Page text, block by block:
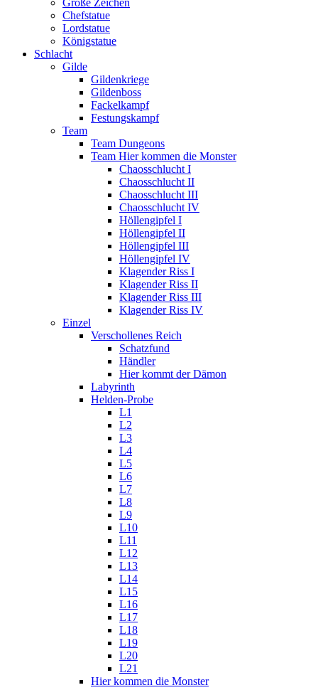
Größe Zeichen
Chefstatue
Lordstatue
Königstatue
Schlacht
Gilde
Gildenkriege
Gildenboss
Fackelkampf
Festungskampf
Team
Team Dungeons
Team Hier kommen die Monster
Chaosschlucht I
Chaosschlucht II
Chaosschlucht III
Chaosschlucht IV
Höllengipfel I
Höllengipfel II
Höllengipfel III
Höllengipfel IV
Klagender Riss I
Klagender Riss II
Klagender Riss III
Klagender Riss IV
Einzel
Verschollenes Reich
Schatzfund
Händler
Hier kommt der Dämon
Labyrinth
Helden-Probe
L1
L2
L3
L4
L5
L6
L7
L8
L9
L10
L11
L12
L13
L14
L15
L16
L17
L18
L19
L20
L21
Hier kommen die Monster